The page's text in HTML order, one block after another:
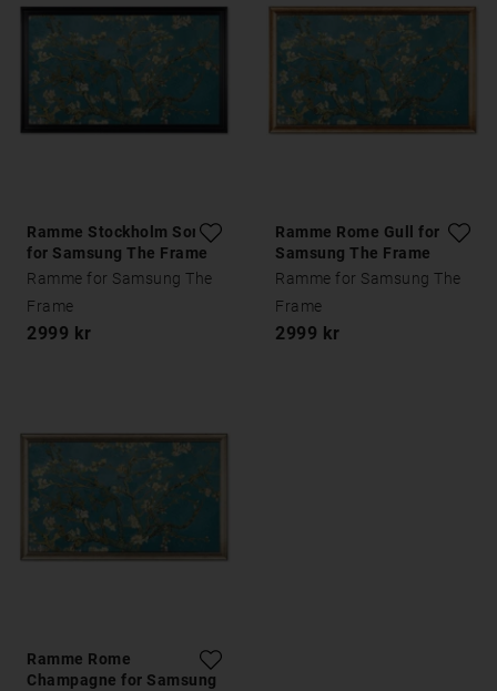
Ramme Stockholm Sort
for Samsung The Frame
Ramme for Samsung The
Frame
2999 kr
Ramme Rome Gull for
Samsung The Frame
Ramme for Samsung The
Frame
2999 kr
Ramme Rome
Champagne for Samsung